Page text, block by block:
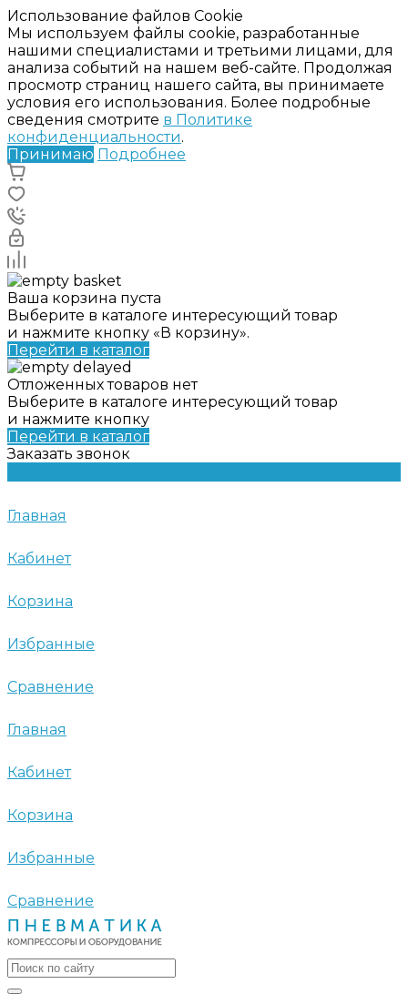
Использование файлов Cookie
Мы используем файлы cookie, разработанные
нашими специалистами и третьими лицами, для
анализа событий на нашем веб-сайте. Продолжая
просмотр страниц нашего сайта, вы принимаете
условия его использования. Более подробные
сведения смотрите в Политике
конфиденциальности.
Принимаю Подробнее
Ваша корзина пуста
Выберите в каталоге интересующий товар
и нажмите кнопку «В корзину».
Перейти в каталог
Отложенных товаров нет
Выберите в каталоге интересующий товар
и нажмите кнопку
Перейти в каталог
Заказать звонок
Главная
Кабинет
Корзина
Избранные
Сравнение
Главная
Кабинет
Корзина
Избранные
Сравнение